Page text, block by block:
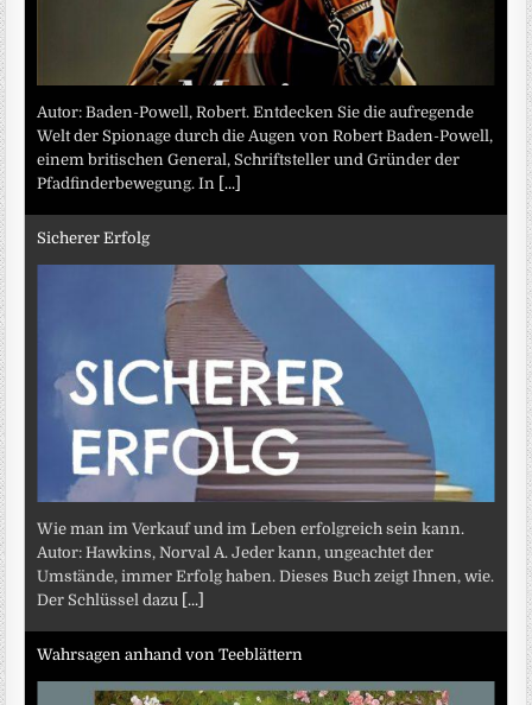
Autor: Baden-Powell, Robert. Entdecken Sie die aufregende
Welt der Spionage durch die Augen von Robert Baden-Powell,
einem britischen General, Schriftsteller und Gründer der
Pfadfinderbewegung. In [...]
Sicherer Erfolg
Wie man im Verkauf und im Leben erfolgreich sein kann.
Autor: Hawkins, Norval A. Jeder kann, ungeachtet der
Umstände, immer Erfolg haben. Dieses Buch zeigt Ihnen, wie.
Der Schlüssel dazu [...]
Wahrsagen anhand von Teeblättern